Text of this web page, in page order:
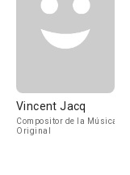
Vincent Jacq
Compositor de la Música
Original